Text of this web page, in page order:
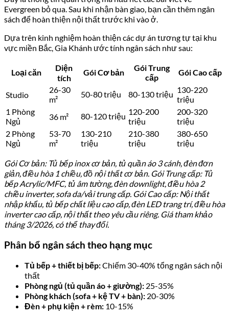
Evergreen bỏ qua. Sau khi nhận bàn giao, bạn cần thêm ngân
sách để hoàn thiện nội thất trước khi vào ở.
Dựa trên kinh nghiệm hoàn thiện các dự án tương tự tại khu
vực miền Bắc, Gia Khánh ước tính ngân sách như sau:
Loại căn
Diện
tích
Gói Cơ bản
Gói Trung
cấp
Gói Cao cấp
Studio
26-30
m²
50-80 triệu 80-130 triệu 130-220
triệu
1 Phòng
Ngủ
36 m² 80-120 triệu 120-200
triệu
200-320
triệu
2 Phòng
Ngủ
53-70
m²
130-210
triệu
210-380
triệu
380-650
triệu
Gói Cơ bản: Tủ bếp inox cơ bản, tủ quần áo 3 cánh, đèn đơn
giản, điều hòa 1 chiều, đồ nội thất cơ bản. Gói Trung cấp: Tủ
bếp Acrylic/MFC, tủ âm tường, đèn downlight, điều hòa 2
chiều inverter, sofa da/vải trung cấp. Gói Cao cấp: Nội thất
nhập khẩu, tủ bếp chất liệu cao cấp, đèn LED trang trí, điều hòa
inverter cao cấp, nội thất theo yêu cầu riêng. Giá tham khảo
tháng 3/2026, có thể thay đổi.
Phân bổ ngân sách theo hạng mục
Tủ bếp + thiết bị bếp:Chiếm 30-40% tổng ngân sách nội
thất
Phòng ngủ (tủ quần áo + giường): 25-35%
Phòng khách (sofa + kệ TV + bàn): 20-30%
Đèn + phụ kiện + rèm: 10-15%